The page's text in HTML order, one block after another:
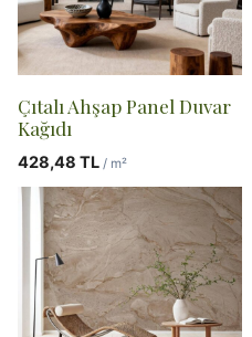
Çıtalı Ahşap Panel Duvar
Kağıdı
428,48 TL / m²